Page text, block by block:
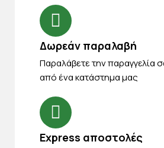
Δωρεάν παραλαβή
Παραλάβετε την παραγγελία
από ένα κατάστημα μας
Express αποστολές